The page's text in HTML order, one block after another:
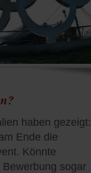
haben gezeigt:
Ende die
Könnte
sogar